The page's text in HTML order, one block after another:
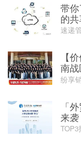
带你
的
速递
【
南
会...
纷享
「
来
对...